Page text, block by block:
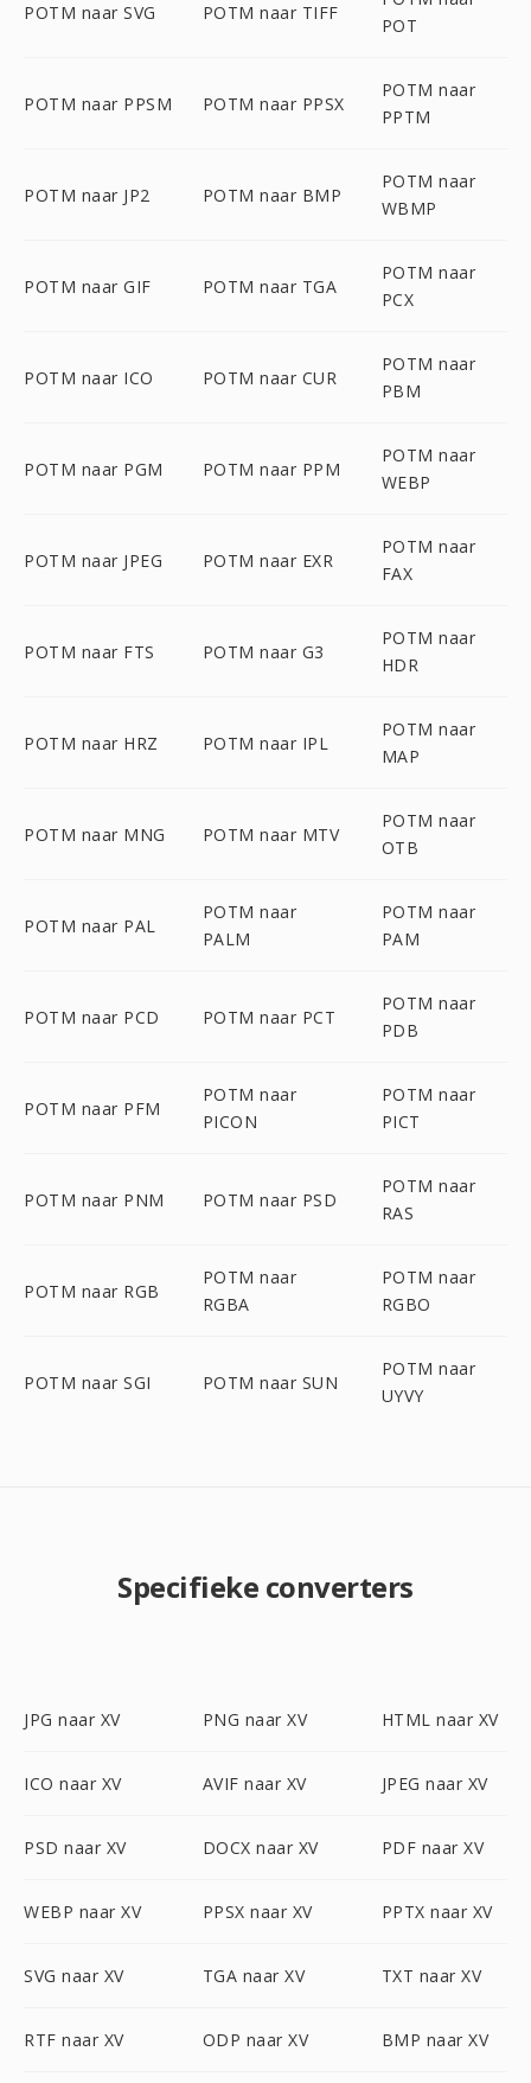
POTM naar SVG POTM naar TIFF
POT
POTM naar PPSM POTM naar PPSX
POTM naar
PPTM
POTM naar JP2 POTM naar BMP
POTM naar
WBMP
POTM naar GIF POTM naar TGA
POTM naar
PCX
POTM naar ICO POTM naar CUR
POTM naar
PBM
POTM naar PGM POTM naar PPM
POTM naar
WEBP
POTM naar JPEG POTM naar EXR
POTM naar
FAX
POTM naar FTS POTM naar G3
POTM naar
HDR
POTM naar HRZ POTM naar IPL
POTM naar
MAP
POTM naar MNG POTM naar MTV
POTM naar
OTB
POTM naar PAL
POTM naar
PALM
POTM naar
PAM
POTM naar PCD POTM naar PCT
POTM naar
PDB
POTM naar PFM
POTM naar
PICON
POTM naar
PICT
POTM naar PNM POTM naar PSD
POTM naar
RAS
POTM naar RGB
POTM naar
RGBA
POTM naar
RGBO
POTM naar SGI POTM naar SUN
POTM naar
UYVY
Specifieke converters
JPG naar XV PNG naar XV HTML naar XV
ICO naar XV AVIF naar XV JPEG naar XV
PSD naar XV DOCX naar XV PDF naar XV
WEBP naar XV PPSX naar XV PPTX naar XV
SVG naar XV TGA naar XV TXT naar XV
RTF naar XV ODP naar XV BMP naar XV